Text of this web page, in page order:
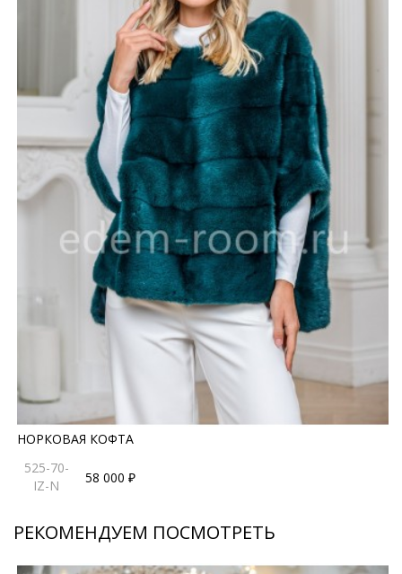
НОРКОВАЯ КОФТА
525-70-
IZ-N
58 000 ₽
РЕКОМЕНДУЕМ ПОСМОТРЕТЬ